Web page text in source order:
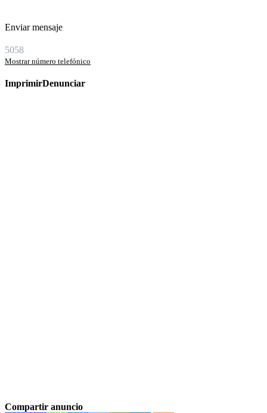
Enviar mensaje
5058
Mostrar número telefónico
ImprimirDenunciar
Compartir anuncio